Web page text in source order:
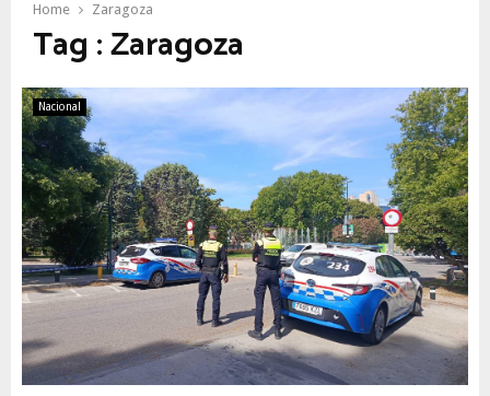
Home Zaragoza
Tag : Zaragoza
Nacional